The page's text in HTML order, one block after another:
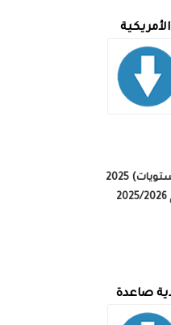
2025
صاعدة